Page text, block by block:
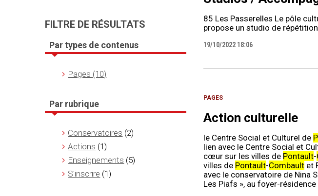
FILTRE DE RÉSULTATS
Par types de contenus
Pages (10)
Par rubrique
Conservatoires (2)
Actions (1)
Enseignements (5)
S'inscrire (1)
85 Les Passerelles Le pôle
propose un studio de
19/10/2022 18:06
PAGES
Action culturelle
le Centre Social et Culturel de
lien avec le Centre Social et
cœur sur les villes de Pontault-
villes de Pontault-Combaultet
avec le conservatoire de Nina
Les Piafs », au foyer-